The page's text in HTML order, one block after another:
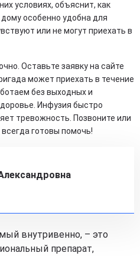
условиях, объяснит, как
особенно удобна для
или не могут приехать в
Оставьте заявку на сайте
может приехать в течение
без выходных и
Инфузия быстро
тревожность. Позвоните или
готовы помочь!
внутривенно, – это
препарат,